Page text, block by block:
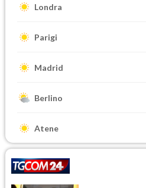
Londra
Parigi
Madrid
Berlino
Atene